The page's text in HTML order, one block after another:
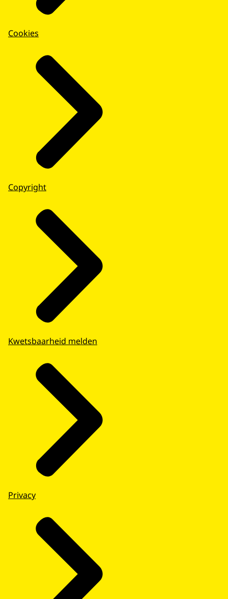
Cookies
Copyright
Kwetsbaarheid melden
Privacy